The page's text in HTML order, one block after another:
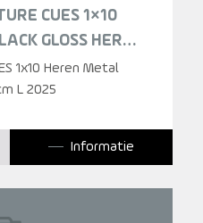
CUES 1×10
GLOSS HEREN
1x10 Heren Metal
L 2025
Informatie